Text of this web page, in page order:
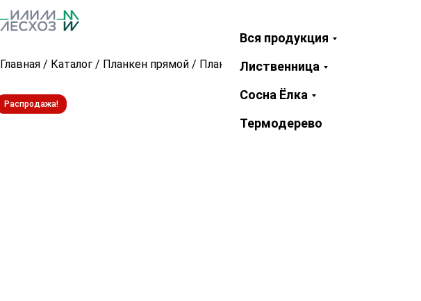
Закрыть
Вся продукция
Лиственница
Сосна Ёлка
Термодерево
Главная / Каталог / Планкен прямой / Планкен прямой из лиственницы
Распродажа!